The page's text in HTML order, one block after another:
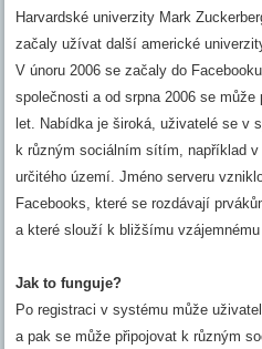
Harvardské univerzity Mark
začaly užívat další americké
V únoru 2006 se začaly do
společnosti a od srpna 2006 se
let. Nabídka je široká, uživatelé se v
k různým sociálním sítím, například
určitého území. Jméno serveru
Facebooks, které se rozdávají
a které slouží k bližšímu
Jak to funguje?
Po registraci v systému může
a pak se může připojovat k různým